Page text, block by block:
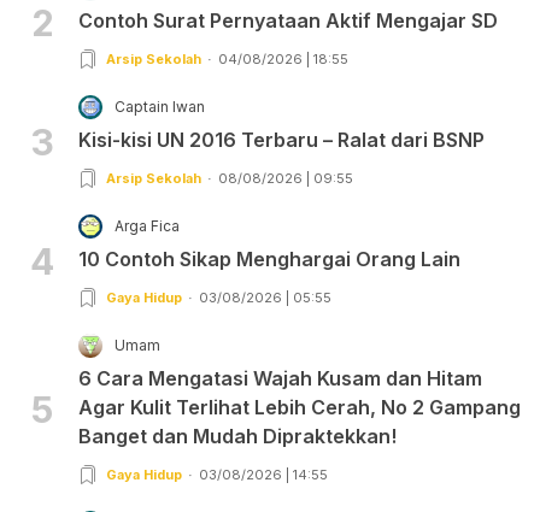
2 Contoh Surat Pernyataan Aktif Mengajar SD
Arsip Sekolah 04/08/2026 | 18:55
3
Captain Iwan
Kisi-kisi UN 2016 Terbaru – Ralat dari BSNP
Arsip Sekolah 08/08/2026 | 09:55
4
Arga Fica
10 Contoh Sikap Menghargai Orang Lain
Gaya Hidup 03/08/2026 | 05:55
5
Umam
6 Cara Mengatasi Wajah Kusam dan Hitam
Agar Kulit Terlihat Lebih Cerah, No 2 Gampang
Banget dan Mudah Dipraktekkan!
Gaya Hidup 03/08/2026 | 14:55